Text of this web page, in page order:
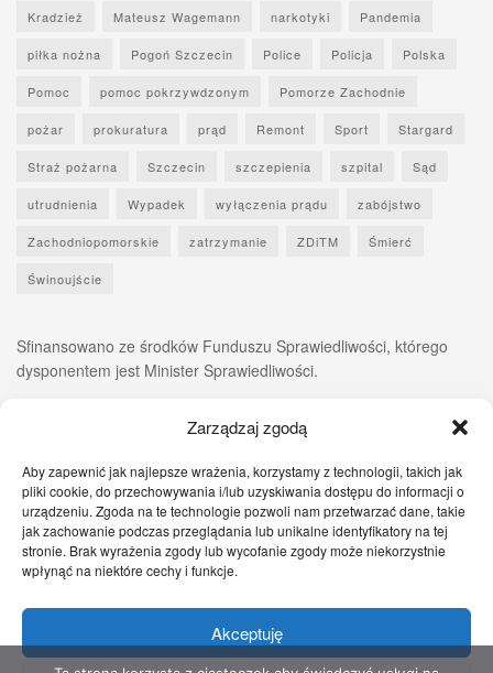
Zarządzaj zgodą
Aby zapewnić jak najlepsze wrażenia, korzystamy z technologii, takich jak
pliki cookie, do przechowywania i/lub uzyskiwania dostępu do informacji o
urządzeniu. Zgoda na te technologie pozwoli nam przetwarzać dane, takie
jak zachowanie podczas przeglądania lub unikalne identyfikatory na tej
stronie. Brak wyrażenia zgody lub wycofanie zgody może niekorzystnie
wpłynąć na niektóre cechy i funkcje.
Akceptuję
Kradzież Mateusz Wagemann narkotyki Pandemia
piłka nożna Pogoń Szczecin Police Policja Polska
Pomoc pomoc pokrzywdzonym Pomorze Zachodnie
pożar prokuratura prąd Remont Sport Stargard
Straż pożarna Szczecin szczepienia szpital Sąd
utrudnienia Wypadek wyłączenia prądu zabójstwo
Zachodniopomorskie zatrzymanie ZDiTM Śmierć
Świnoujście
Sfinansowano ze środków Funduszu Sprawiedliwości, którego
dysponentem jest Minister Sprawiedliwości.
Zgłoś nam! Szczecińskie Wiadomości Sport
Zdrowie